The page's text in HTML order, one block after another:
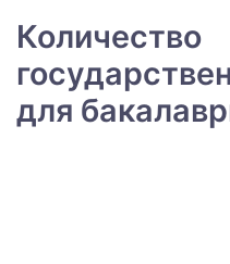
Количество
для